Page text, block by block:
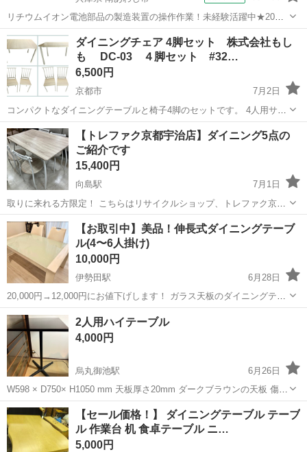
リチウムイオン電池部品の製造装置の操作作業！未経験活躍中★20～
50代の男性活躍中！嬉しい時給1,490円！生活支援物資事前対応可◎ワ
ンルーム寮完備！赴任旅費会社負担！正社員登用制度あり◎《兵庫県
南あわじ市》 人気の工場の...
兵庫 南あわじ市 その他
ダイニングチェア 4脚セット 株式会社もし
も DC-03 ４脚セット #32…
6,500円
京都市
7月2日
コンパクトなダイニングテーブルと椅子4脚のセットです。 4人用サイ
ズで、一人暮らしや学生さんにちょうど良いサイズ感です。 使わない
ときは折りたたみ可能で、省スペースに収納できます。 カラーはホワ
イト×木目でお部...
京都 京都市 テーブル ダイニング
【トレファク京都宇治店】ダイニング5点の
ご紹介です
15,400円
向島駅
7月1日
取りに来れる方限定！ こちらはリサイクルショップ、トレファク京都
宇治店からの出品です。 ●商品情報 アイテム名:ダイニング5点 ブラン
ド:マナベインテリアハーツ サイズ：幅約120cm×奥行き約75cm×高さ
約...
京都 京都市 向島駅 テーブル トレファク
【お取引中】美品！伸長式ダイニングテーブ
ル(4〜6人掛け)
10,000円
伊勢田駅
6月28日
20,000円→12,000円にお値下げします！ ガラス天板のダイニングテー
ブル 色はホワイトです。 目立った傷や汚れ等はなく美品です。 7年使
用していました。 通常時は幅1500、 延長すると幅2100です。(写真2
枚...
京都 宇治市 伊勢田駅 テーブル
2人用ハイテーブル
4,000円
烏丸御池駅
6月26日
W598 × D750× H1050 mm 天板厚さ20mm ダークブラウンの天板 傷が
あります 着座で2人ゆっくり食事出来る天板の大きさです。 立ち飲み
でもゆっくり4人囲めます。 天板と足の部分に分けてます。 こち...
京都 京都市 烏丸御池駅 テーブル
【セール価格！】 ダイニングテーブル テーブ
ル 作業台 机 食卓テーブル ニ…
5,000円